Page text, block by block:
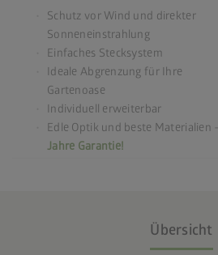
Schutz vor Wind und direkter
Sonneneinstrahlung
Einfaches Stecksystem
Ideale Abgrenzung für Ihre
Gartenoase
Individuell erweiterbar
Edle Optik und beste Materialien –
Jahre Garantie!
Übersicht